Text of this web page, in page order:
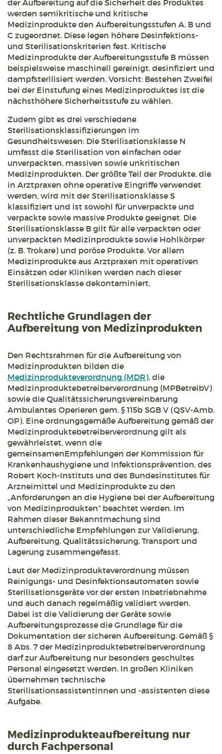
der Aufbereitung auf die Sicherheit des Produktes
werden semikritische und kritische
Medizinprodukte den Aufbereitungsstufen A, B und
C zugeordnet. Diese legen höhere Desinfektions-
und Sterilisationskriterien fest. Kritische
Medizinprodukte der Aufbereitungsstufe B müssen
beispielsweise maschinell gereinigt, desinfiziert und
dampfsterilisiert werden. Vorsicht: Bestehen Zweifel
bei der Einstufung eines Medizinproduktes ist die
nächsthöhere Sicherheitsstufe zu wählen.
Zudem gibt es drei verschiedene
Sterilisationsklassifizierungen im
Gesundheitswesen: Die Sterilisationsklasse N
umfasst die Sterilisation von einfachen oder
unverpackten, massiven sowie unkritischen
Medizinprodukten. Der größte Teil der Produkte, die
in Arztpraxen ohne operative Eingriffe verwendet
werden, wird mit der Sterilisationsklasse S
klassifiziert und ist sowohl für unverpackte und
verpackte sowie massive Produkte geeignet. Die
Sterilisationsklasse B gilt für alle verpackten oder
unverpackten Medizinprodukte sowie Hohlkörper
(z. B. Trokare) und poröse Produkte. Vor allem
Medizinprodukte aus Arztpraxen mit operativen
Einsätzen oder Kliniken werden nach dieser
Sterilisationsklasse dekontaminiert.
Rechtliche Grundlagen der
Aufbereitung von Medizinprodukten
Den Rechtsrahmen für die Aufbereitung von
Medizinprodukten bilden die
Medizinprodukteverordnung (MDR), die
Medizinproduktebetreiberverordnung (MPBetreibV)
sowie die Qualitätssicherungsvereinbarung
Ambulantes Operieren gem. § 115b SGB V (QSV-Amb.
OP). Eine ordnungsgemäße Aufbereitung gemäß der
Medizinproduktebetreiberverordnung gilt als
gewährleistet, wenn die
gemeinsamenEmpfehlungen der Kommission für
Krankenhaushygiene und Infektionsprävention, des
Robert Koch-Instituts und des Bundesinstitutes für
Arzneimittel und Medizinprodukte zu den
„Anforderungen an die Hygiene bei der Aufbereitung
von Medizinprodukten“ beachtet werden. Im
Rahmen dieser Bekanntmachung sind
unterschiedliche Empfehlungen zur Validierung,
Aufbereitung, Qualitätssicherung, Transport und
Lagerung zusammengefasst.
Laut der Medizinprodukteverordnung müssen
Reinigungs- und Desinfektionsautomaten sowie
Sterilisationsgeräte vor der ersten Inbetriebnahme
und auch danach regelmäßig validiert werden.
Dabei ist die Validierung der Geräte sowie
Aufbereitungsprozesse die Grundlage für die
Dokumentation der sicheren Aufbereitung. Gemäß §
8 Abs. 7 der Medizinproduktebetreiberverordnung
darf zur Aufbereitung nur besonders geschultes
Personal eingesetzt werden. In großen Kliniken
übernehmen technische
Sterilisationsassistentinnen und -assistenten diese
Aufgabe.
Medizinprodukteaufbereitung nur
durch Fachpersonal